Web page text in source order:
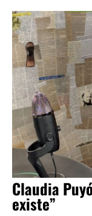
Claudia
existe”